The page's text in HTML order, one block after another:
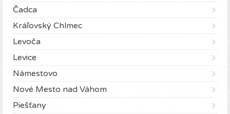
Čadca
Kráľovský Chlmec
Levoča
Levice
Námestovo
Nové Mesto nad Váhom
Piešťany